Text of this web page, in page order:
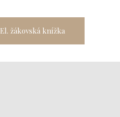
El. žákovská knížka